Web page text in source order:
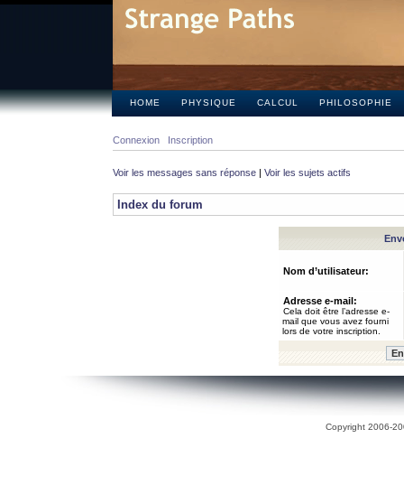
HOME PHYSIQUE CALCUL PHILOSOPHIE
Connexion Inscription
Voir les messages sans réponse | Voir les sujets actifs
Index du forum
Nom d’utilisateur:
Adresse e-mail:
Cela doit être l’adresse e-
mail que vous avez fourni
lors de votre inscription.
Copyright 2006-